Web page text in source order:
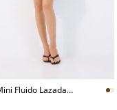
Fluido Lazada